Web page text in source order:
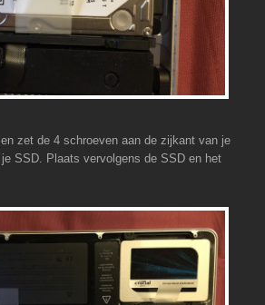
zet de 4 schroeven aan de zijkant van je
SSD. Plaats vervolgens de SSD en het